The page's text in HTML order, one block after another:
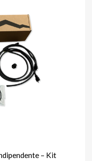
– Kit